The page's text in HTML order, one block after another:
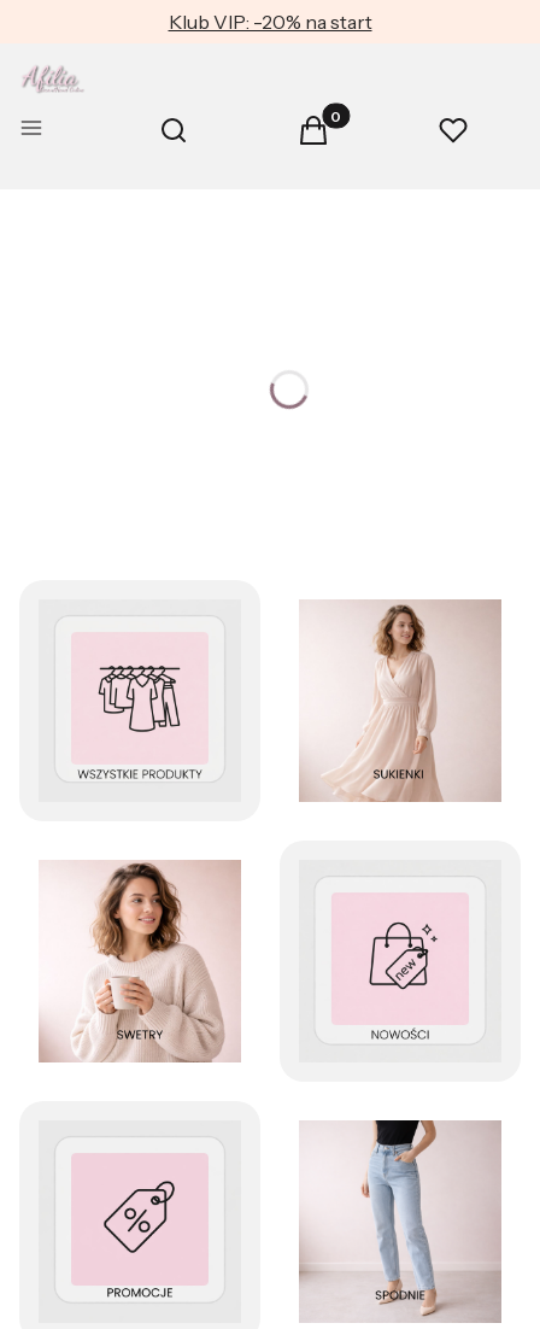
Klub VIP: -20% na start
Menu Otwórz wyszukiwarkę
Szukaj Produkty w koszyku: 0.
Koszyk Ulubione